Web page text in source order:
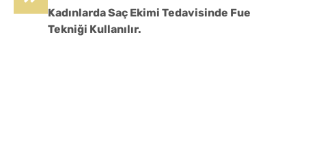
Kadınlarda Saç Ekimi Tedavisinde Fue
Tekniği Kullanılır.